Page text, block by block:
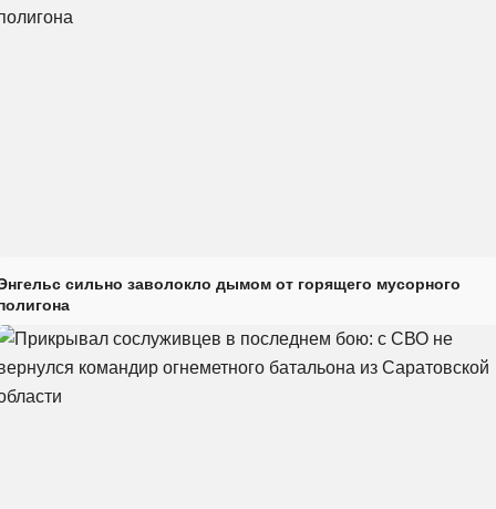
сильно заволокло дымом от горящего мусорного